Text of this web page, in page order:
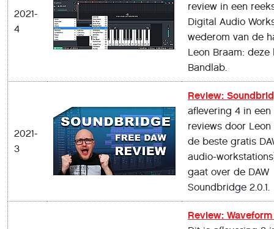
2021-
4
review in een
Digital Audio
wederom van de
Leon Braam: deze
Bandlab.
2021-
3
Review:
aflevering 4 in een
reviews door
de beste gratis
audio-
gaat over de DAW
Soundbridge 2.0.1.
Review: Waveform